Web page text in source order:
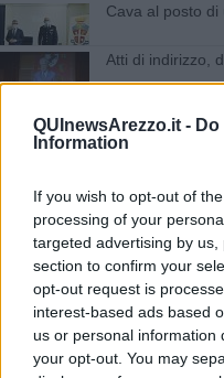
QUInewsArezzo.it -
Information
If you wish to opt-out of
processing of your
targeted advertising by
section to confirm your
opt-out request is
interest-based ads based
us or personal information
your opt-out. You may
Cava al posto
Atti di indirizzo,
Elezioni
candidati
​Omotransfobia,
Arezzo verso il
Sanità, raccolta
Marco Donati